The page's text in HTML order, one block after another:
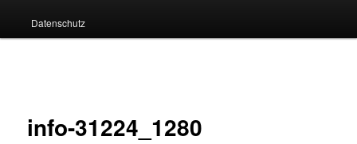
Datenschutz
info-31224_1280